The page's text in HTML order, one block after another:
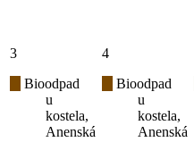
3
Bioodpad
u
kostela,
Anenská
4
Bioodpad
u
kostela,
Anenská